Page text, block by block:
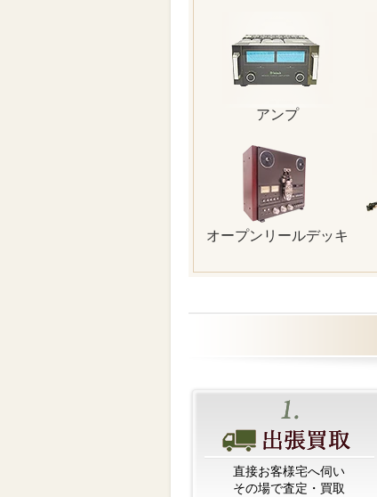
アンプ
オープンリールデッキ
直接お客様宅へ伺い
その場で査定・買取